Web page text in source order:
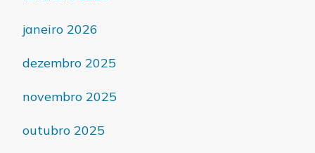
janeiro 2026
dezembro 2025
novembro 2025
outubro 2025